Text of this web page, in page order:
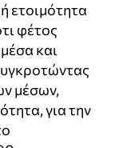
ετοιμότητα
φέτος
και
μέσων,
για την